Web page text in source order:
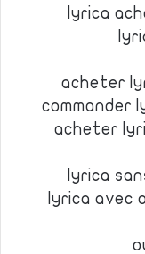
lyrica
acheter
commander
acheter
lyrica
lyrica avec